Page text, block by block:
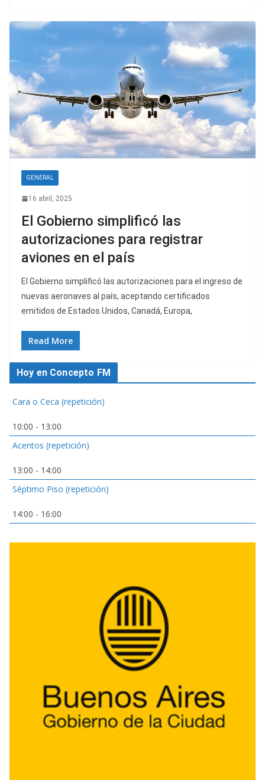
GENERAL
16 abril, 2025
El Gobierno simplificó las
autorizaciones para registrar
aviones en el país
El Gobierno simplificó las autorizaciones para el ingreso de
nuevas aeronaves al país, aceptando certificados
emitidos de Estados Unidos, Canadá, Europa,
Read More
Hoy en Concepto FM
Cara o Ceca (repetición)
10:00 - 13:00
Acentos (repetición)
13:00 - 14:00
Séptimo Piso (repetición)
14:00 - 16:00